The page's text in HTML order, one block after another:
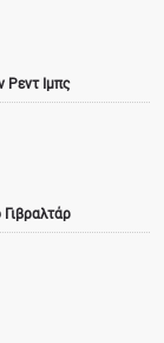
Ρεντ Ιμπς